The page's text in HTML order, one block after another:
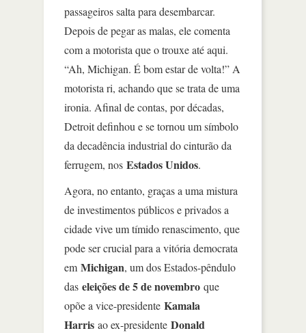
passageiros salta para desembarcar.
Depois de pegar as malas, ele comenta
com a motorista que o trouxe até aqui.
“Ah, Michigan. É bom estar de volta!” A
motorista ri, achando que se trata de uma
ironia. Afinal de contas, por décadas,
Detroit definhou e se tornou um símbolo
da decadência industrial do cinturão da
ferrugem, nos Estados Unidos.
Agora, no entanto, graças a uma mistura
de investimentos públicos e privados a
cidade vive um tímido renascimento, que
pode ser crucial para a vitória democrata
em Michigan, um dos Estados-pêndulo
das eleições de 5 de novembro que
opõe a vice-presidente Kamala
Harris ao ex-presidente Donald